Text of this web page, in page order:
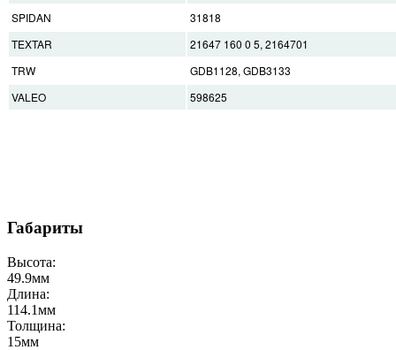
SPIDAN
31818
TEXTAR
21647 160 0 5, 2164701
TRW
GDB1128, GDB3133
VALEO
598625
Габариты
Высота:
49.9мм
Длина:
114.1мм
Толщина:
15мм